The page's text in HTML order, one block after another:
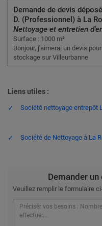
Demande de devis
D. (Professionnel) à La
Nettoyage et entretien
Surface : 1000 m²
Bonjour, j'aimerai un devis
stockage sur Villeurbanne
Liens utiles :
Société nettoyage entrepôt
Société de Nettoyage à La
Demander
Veuillez remplir le formulaire